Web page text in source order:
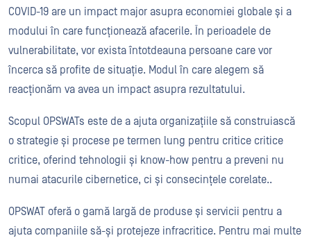
COVID-19 are un impact major asupra economiei globale și a
modului în care funcționează afacerile. În perioadele de
vulnerabilitate, vor exista întotdeauna persoane care vor
încerca să profite de situație. Modul în care alegem să
reacționăm va avea un impact asupra rezultatului.
Scopul OPSWATs este de a ajuta organizațiile să construiască
o strategie și procese pe termen lung pentru critice critice
critice, oferind tehnologii și know-how pentru a preveni nu
numai atacurile cibernetice, ci și consecințele corelate..
OPSWAT oferă o gamă largă de produse și servicii pentru a
ajuta companiile să-și protejeze infracritice. Pentru mai multe